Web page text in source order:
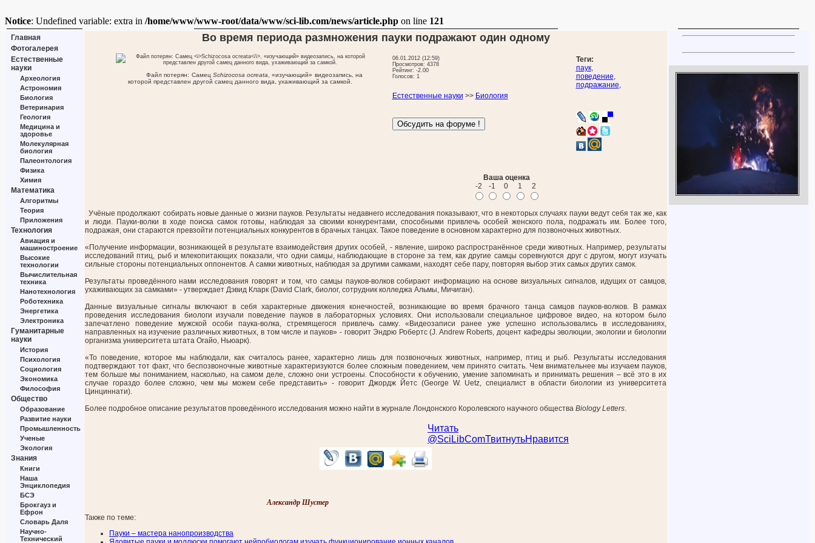
Notice: Undefined variable: extra in /home/www/www-root/data/www/sci-lib.com/news/article.php on line 121
Главная
Фотогалерея
Естественные
науки
Археология
Астрономия
Биология
Ветеринария
Геология
Медицина и
здоровье
Молекулярная
биология
Палеонтология
Физика
Химия
Математика
Алгоритмы
Теория
Приложения
Технология
Авиация и
машиностроение
Высокие
технологии
Вычислительная
техника
Нанотехнология
Роботехника
Энергетика
Электроника
Гуманитарные
науки
История
Психология
Социология
Экономика
Философия
Общество
Образование
Развитие науки
Промышленность
Ученые
Экология
Знания
Книги
Наша
Энциклопедия
БСЭ
Брокгауз и
Ефрон
Словарь Даля
Научно-
Технический
Во время периода размножения пауки подражают один одному
Файл потерян: Самец Schizocosa ocreata
, «изучающий» видеозапись, на
которой представлен другой самец данного вида, ухаживающий за самкой.
06.01.2012 (12:59)
Просмотров: 4378
Рейтинг: -2.00
Голосов: 1
Теги:
паук,
поведение,
подражание,
Естественные науки >> Биология
Ваша оценка
-2
-1 0 1 2
Учёные продолжают собирать новые данные о жизни пауков. Результаты недавнего исследования показывают, что в некоторых случаях пауки ведут себя так же, как
и люди. Пауки-волки в ходе поиска самок готовы, наблюдая за своими конкурентами, способными привлечь особей женского пола, подражать им. Более того,
подражая, они стараются превзойти потенциальных конкурентов в брачных танцах. Такое поведение в основном характерно для позвоночных животных.
«Получение информации, возникающей в результате взаимодействия других особей, - явление, широко распространённое среди животных. Например, результаты
исследований птиц, рыб и млекопитающих показали, что одни самцы, наблюдающие в стороне за тем, как другие самцы соревнуются друг с другом, могут изучать
сильные стороны потенциальных оппонентов. А самки животных, наблюдая за другими самками, находят себе пару, повторяя выбор этих самых других самок.
Результаты проведённого нами исследования говорят и том, что самцы пауков-волков собирают информацию на основе визуальных сигналов, идущих от самцов,
ухаживающих за самками» - утверждает Дэвид Кларк (David Clark, биолог, сотрудник колледжа Альмы, Мичиган).
Данные визуальные сигналы включают в себя характерные движения конечностей, возникающие во время брачного танца самцов пауков-волков. В рамках
проведения исследования биологи изучали поведение пауков в лабораторных условиях. Они использовали специальное цифровое видео, на котором было
запечатлено поведение мужской особи паука-волка, стремящегося привлечь самку. «Видеозаписи ранее уже успешно использовались в исследованиях,
направленных на изучение различных животных, в том числе и пауков» - говорит Эндрю Робертс (J. Andrew Roberts, доцент кафедры эволюции, экологии и биологии
организма университета штата Огайо, Ньюарк).
«То поведение, которое мы наблюдали, как считалось ранее, характерно лишь для позвоночных животных, например, птиц и рыб. Результаты исследования
подтверждают тот факт, что беспозвоночные животные характеризуются более сложным поведением, чем принято считать. Чем внимательнее мы изучаем пауков,
тем больше мы пониманием, насколько, на самом деле, сложно они устроены. Способности к обучению, умение запоминать и принимать решения – всё это в их
случае гораздо более сложно, чем мы можем себе представить» - говорит Джордж Йетс (George W. Uetz, специалист в области биологии из университета
Цинциннати).
Более подробное описание результатов проведённого исследования можно найти в журнале Лондонского Королевского научного общества Biology Letters.
Читать
@SciLibComТвитнутьНравится
Александр Шустер
Также по теме:
Пауки – мастера нанопроизводства